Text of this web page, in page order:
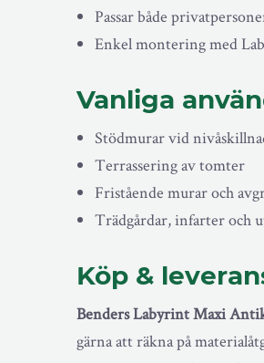
Passar både
Enkel montering med
Vanliga
Stödmurar vid
Terrassering av tomter
Fristående murar och
Trädgårdar, infarter och
Köp &
Benders Labyrint Maxi
gärna att räkna på